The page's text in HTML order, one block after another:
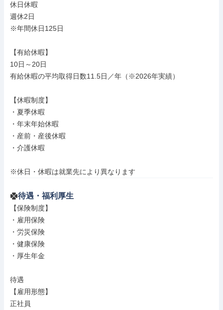
休日休暇
週休2日
※年間休日125日
【有給休暇】
10日～20日
有給休暇の平均取得日数11.5日／年（※2026年実績）
【休暇制度】
・夏季休暇
・年末年始休暇
・産前・産後休暇
・介護休暇
※休日・休暇は就業先により異なります
待遇・福利厚生
【保険制度】
・雇用保険
・労災保険
・健康保険
・厚生年金
待遇
【雇用形態】
正社員